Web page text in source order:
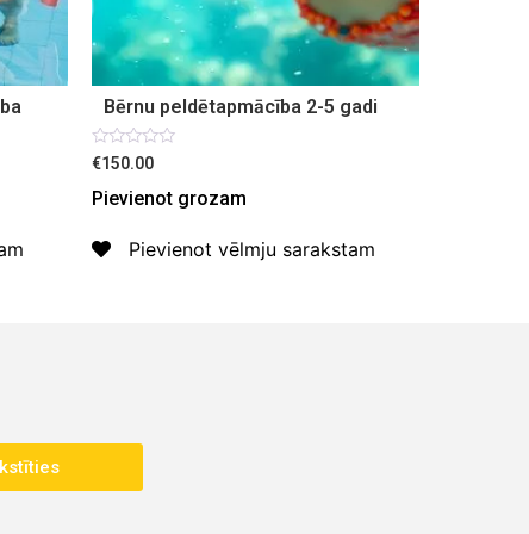
Bērnu peldētapmācība 2-5 gadi
Novērtēts
ar
0
no
€150.00
Pievienot grozam
Pievienot vēlmju sarakstam